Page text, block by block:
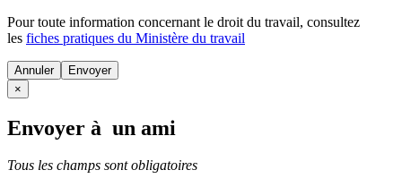
Pour toute information concernant le droit du travail, consultez
les fiches pratiques du Ministère du travail
Annuler
×
Envoyer à un ami
Tous les champs sont obligatoires